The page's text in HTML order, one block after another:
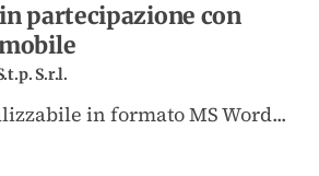
partecipazione con
S.r.l.
in formato MS Word...